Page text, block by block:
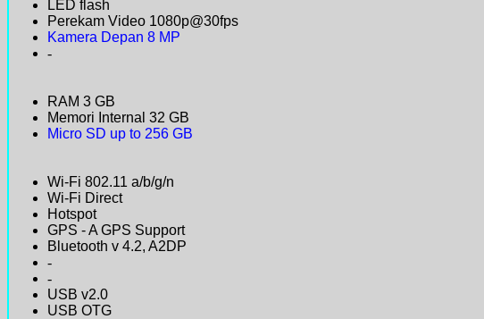
LED flash
Perekam Video 1080p@30fps
Kamera Depan 8 MP
-
RAM 3 GB
Memori Internal 32 GB
Micro SD up to 256 GB
Wi-Fi 802.11 a/b/g/n
Wi-Fi Direct
Hotspot
GPS - A GPS Support
Bluetooth v 4.2, A2DP
-
-
USB v2.0
USB OTG